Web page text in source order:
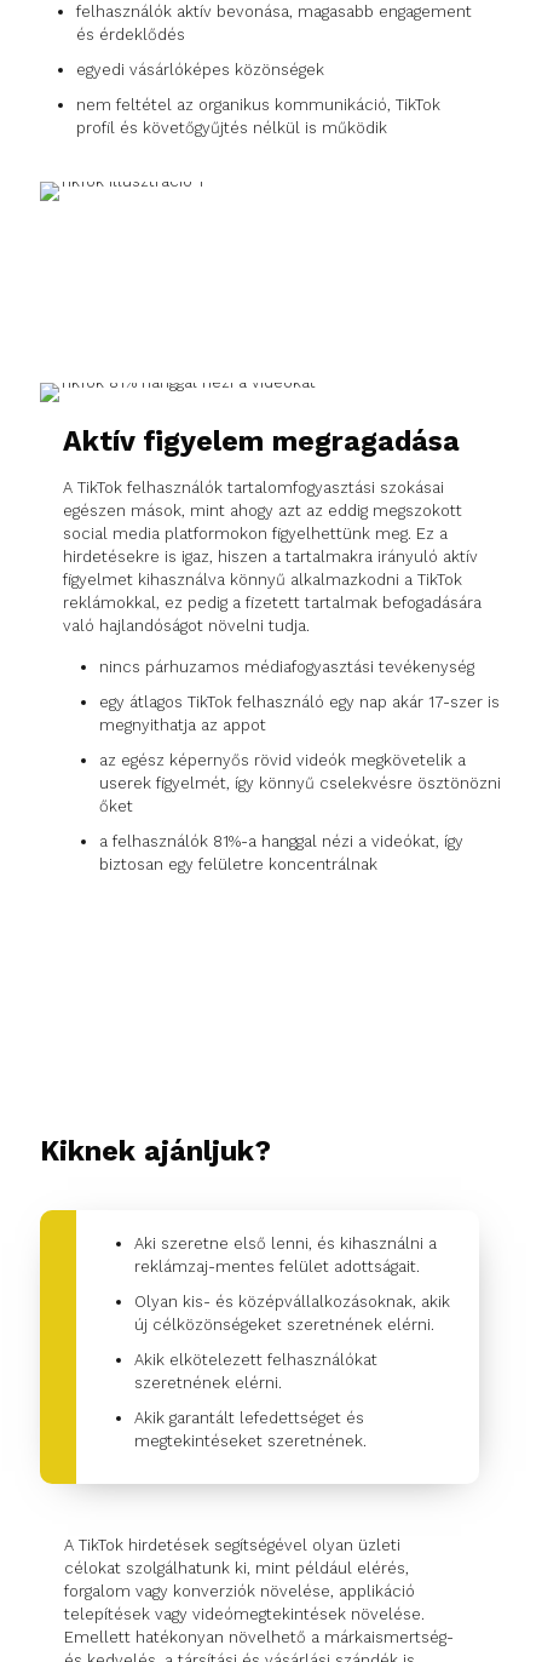
felhasználók aktív bevonása, magasabb engagement
és érdeklődés
egyedi vásárlóképes közönségek
nem feltétel az organikus kommunikáció, TikTok
profil és követőgyűjtés nélkül is működik
Aktív figyelem megragadása
A TikTok felhasználók tartalomfogyasztási szokásai
egészen mások, mint ahogy azt az eddig megszokott
social media platformokon figyelhettünk meg. Ez a
hirdetésekre is igaz, hiszen a tartalmakra irányuló aktív
figyelmet kihasználva könnyű alkalmazkodni a TikTok
reklámokkal, ez pedig a fizetett tartalmak befogadására
való hajlandóságot növelni tudja.
nincs párhuzamos médiafogyasztási tevékenység
egy átlagos TikTok felhasználó egy nap akár 17-szer is
megnyithatja az appot
az egész képernyős rövid videók megkövetelik a
userek figyelmét, így könnyű cselekvésre ösztönözni
őket
a felhasználók 81%-a hanggal nézi a videókat, így
biztosan egy felületre koncentrálnak
Kiknek ajánljuk?
Aki szeretne első lenni, és kihasználni a
reklámzaj-mentes felület adottságait.
Olyan kis- és középvállalkozásoknak, akik
új célközönségeket szeretnének elérni.
Akik elkötelezett felhasználókat
szeretnének elérni.
Akik garantált lefedettséget és
megtekintéseket szeretnének.
A TikTok hirdetések segítségével olyan üzleti
célokat szolgálhatunk ki, mint például elérés,
forgalom vagy konverziók növelése, applikáció
telepítések vagy videómegtekintések növelése.
Emellett hatékonyan növelhető a márkaismertség-